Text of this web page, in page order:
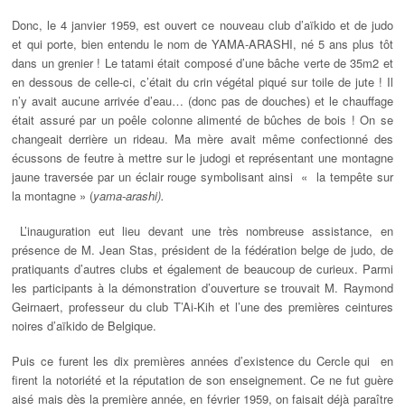
Donc, le 4 janvier 1959, est ouvert ce nouveau club d’aïkido et de judo
et qui porte, bien entendu le nom de YAMA-ARASHI, né 5 ans plus tôt
dans un grenier ! Le tatami était composé d’une bâche verte de 35m2 et
en dessous de celle-ci, c’était du crin végétal piqué sur toile de jute ! Il
n’y avait aucune arrivée d’eau… (donc pas de douches) et le chauffage
était assuré par un poêle colonne alimenté de bûches de bois ! On se
changeait derrière un rideau. Ma mère avait même confectionné des
écussons de feutre à mettre sur le judogi et représentant une montagne
jaune traversée par un éclair rouge symbolisant ainsi « la tempête sur
la montagne » (yama-arashi).
L’inauguration eut lieu devant une très nombreuse assistance, en
présence de M. Jean Stas, président de la fédération belge de judo, de
pratiquants d’autres clubs et également de beaucoup de curieux. Parmi
les participants à la démonstration d’ouverture se trouvait M. Raymond
Geirnaert, professeur du club T’Ai-Kih et l’une des premières ceintures
noires d’aïkido de Belgique.
Puis ce furent les dix premières années d’existence du Cercle qui en
firent la notoriété et la réputation de son enseignement. Ce ne fut guère
aisé mais dès la première année, en février 1959, on faisait déjà paraître